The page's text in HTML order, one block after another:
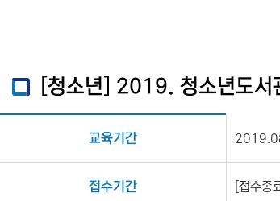
[청소년] 2019. 청소년도서
교육기간
접수기간 [접수